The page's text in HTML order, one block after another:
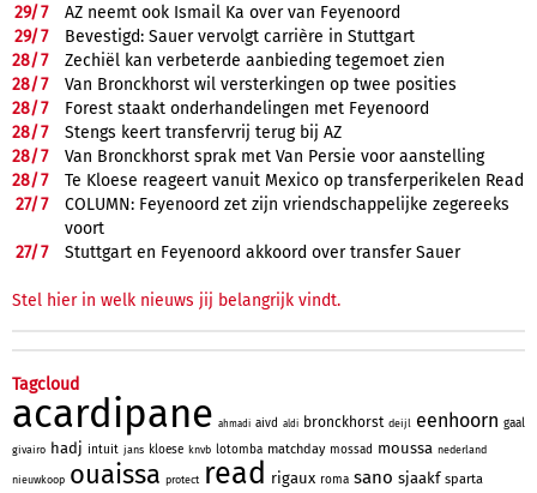
29/7
AZ neemt ook Ismail Ka over van Feyenoord
29/7
Bevestigd: Sauer vervolgt carrière in Stuttgart
28/7
Zechiël kan verbeterde aanbieding tegemoet zien
28/7
Van Bronckhorst wil versterkingen op twee posities
28/7
Forest staakt onderhandelingen met Feyenoord
28/7
Stengs keert transfervrij terug bij AZ
28/7
Van Bronckhorst sprak met Van Persie voor aanstelling
28/7
Te Kloese reageert vanuit Mexico op transferperikelen Read
27/7
COLUMN: Feyenoord zet zijn vriendschappelijke zegereeks
voort
27/7 Stuttgart en Feyenoord akkoord over transfer Sauer
Stel hier in welk nieuws jij belangrijk vindt.
Tagcloud
acardipane ahmadi aivd aldi bronckhorst deijl eenhoorn gaal
givairo hadj intuit jans kloese knvb lotomba matchday mossad moussa nederland
nieuwkoop ouaissa protect read rigaux roma sano sjaakf sparta